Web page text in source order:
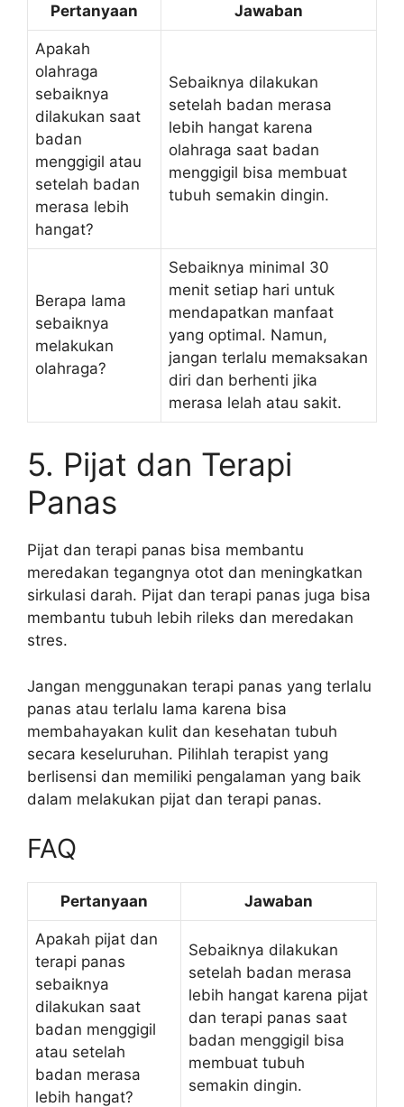
Pertanyaan Jawaban
Apakah
olahraga
sebaiknya
dilakukan saat
badan
menggigil atau
setelah badan
merasa lebih
hangat?
Sebaiknya dilakukan
setelah badan merasa
lebih hangat karena
olahraga saat badan
menggigil bisa membuat
tubuh semakin dingin.
Berapa lama
sebaiknya
melakukan
olahraga?
Sebaiknya minimal 30
menit setiap hari untuk
mendapatkan manfaat
yang optimal. Namun,
jangan terlalu memaksakan
diri dan berhenti jika
merasa lelah atau sakit.
5. Pijat dan Terapi
Panas
Pijat dan terapi panas bisa membantu
meredakan tegangnya otot dan meningkatkan
sirkulasi darah. Pijat dan terapi panas juga bisa
membantu tubuh lebih rileks dan meredakan
stres.
Jangan menggunakan terapi panas yang terlalu
panas atau terlalu lama karena bisa
membahayakan kulit dan kesehatan tubuh
secara keseluruhan. Pilihlah terapist yang
berlisensi dan memiliki pengalaman yang baik
dalam melakukan pijat dan terapi panas.
FAQ
Pertanyaan Jawaban
Apakah pijat dan
terapi panas
sebaiknya
dilakukan saat
badan menggigil
atau setelah
badan merasa
lebih hangat?
Sebaiknya dilakukan
setelah badan merasa
lebih hangat karena pijat
dan terapi panas saat
badan menggigil bisa
membuat tubuh
semakin dingin.